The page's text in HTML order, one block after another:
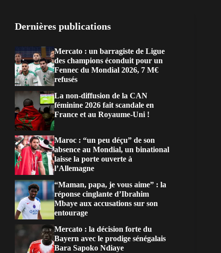
Dernières publications
Mercato : un barragiste de Ligue
des champions éconduit pour un
Fennec du Mondial 2026, 7 M€
refusés
La non-diffusion de la CAN
féminine 2026 fait scandale en
France et au Royaume-Uni !
Maroc : “un peu déçu” de son
absence au Mondial, un binational
laisse la porte ouverte à
l’Allemagne
“Maman, papa, je vous aime” : la
réponse cinglante d’Ibrahim
Mbaye aux accusations sur son
entourage
Mercato : la décision forte du
Bayern avec le prodige sénégalais
Bara Sapoko Ndiaye